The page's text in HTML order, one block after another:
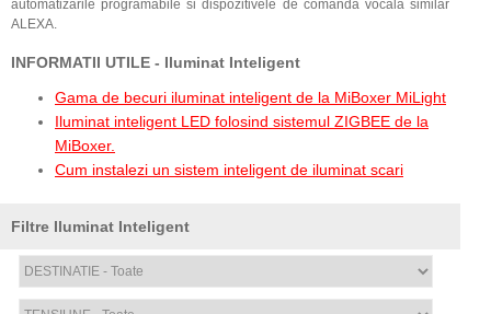
automatizarile programabile si dispozitivele de comanda vocala similar
ALEXA.
INFORMATII UTILE - Iluminat Inteligent
Gama de becuri iluminat inteligent de la MiBoxer MiLight
Iluminat inteligent LED folosind sistemul ZIGBEE de la
MiBoxer.
Cum instalezi un sistem inteligent de iluminat scari
Filtre Iluminat Inteligent